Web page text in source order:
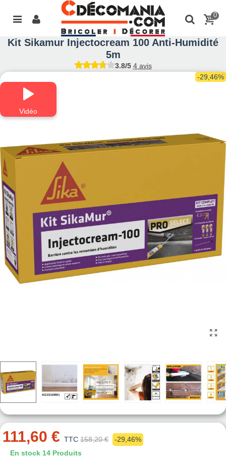
0
Kit Sikamur Injectocream 100 Anti-Humidité
5m
3.8/5 4 avis
Vidéo
-29,46%
111,60 € TTC 158,20 €
-29,46%
En stock 14 Produits